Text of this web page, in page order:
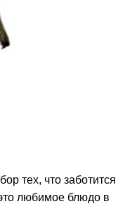
тех, что заботится
любимое блюдо в